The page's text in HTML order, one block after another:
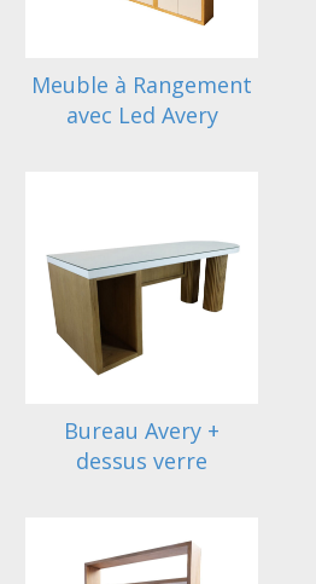
Meuble à Rangement
avec Led Avery
Bureau Avery +
dessus verre